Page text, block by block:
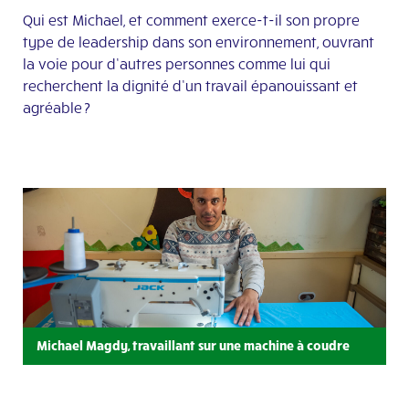
Qui est Michael, et comment exerce-t-il son propre
type de leadership dans son environnement, ouvrant
la voie pour d’autres personnes comme lui qui
recherchent la dignité d’un travail épanouissant et
agréable ?
Michael Magdy, travaillant sur une machine à coudre